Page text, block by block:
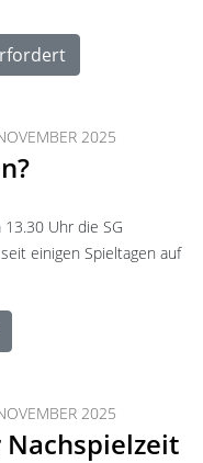
2025
Uhr die SG
einigen Spieltagen auf
2025